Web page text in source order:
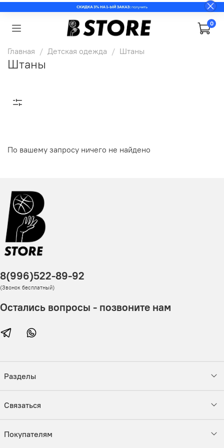
0
Главная Детская одежда Штаны
Штаны
По вашему запросу ничего не найдено
Разделы
Связаться
Покупателям
8(996)522-89-92
(Звонок бесплатный)
Остались вопросы - позвоните нам